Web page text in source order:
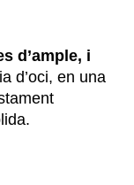
d’ample, i
d’oci, en una